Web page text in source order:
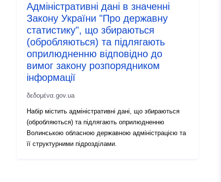
Адміністративні дані в значенні
Закону України "Про державну
статистику", що збираються
(обробляються) та підлягають
оприлюдненню відповідно до
вимог закону розпорядником
інформації
δεδομένα.gov.ua
Набір містить адміністративні дані, що збираються
(обробляються) та підлягають оприлюдненню
Волинською обласною державною адміністрацією та
її структурними підрозділами.